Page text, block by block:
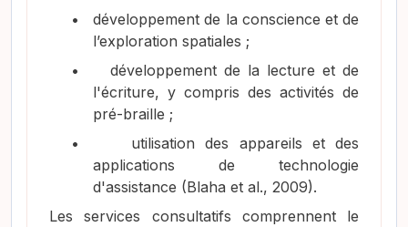
•
développement de la conscience et de
l’exploration spatiales ;
•
développement de la lecture et de
l'écriture, y compris des activités de
pré-braille ;
•
utilisation des appareils et des
applications de technologie
d'assistance (Blaha et al., 2009).
Les services consultatifs comprennent le